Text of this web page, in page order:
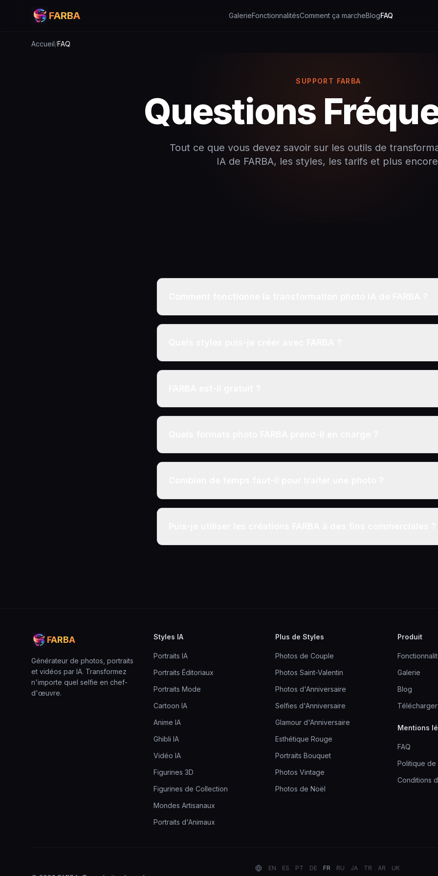
FARBA GalerieFonctionnalitésComment ça marcheBlogFAQ
Accueil/FAQ
SUPPORT FARBA
Questions
Tout ce que vous devez savoir sur les outils de
IA de FARBA, les styles, les tarifs et plus
FARBA
Générateur de photos, portraits
et vidéos par IA. Transformez
n'importe quel selfie en chef-
d'œuvre.
Styles IA
Portraits IA
Portraits Éditoriaux
Portraits Mode
Cartoon IA
Anime IA
Ghibli IA
Vidéo IA
Figurines 3D
Figurines de Collection
Mondes Artisanaux
Portraits d'Animaux
Plus de Styles
Photos de Couple
Photos Saint-Valentin
Photos d'Anniversaire
Selfies d'Anniversaire
Glamour d'Anniversaire
Esthétique Rouge
Portraits Bouquet
Photos Vintage
Photos de Noël
Produit
Galerie
Blog
Télécharger
Mentions
FAQ
Politique de
Conditions
EN ES PT DE FR RU JA TR AR UK